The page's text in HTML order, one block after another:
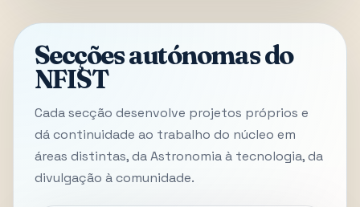
Secções autónomas do
NFIST
Cada secção desenvolve projetos próprios e
dá continuidade ao trabalho do núcleo em
áreas distintas, da Astronomia à tecnologia, da
divulgação à comunidade.